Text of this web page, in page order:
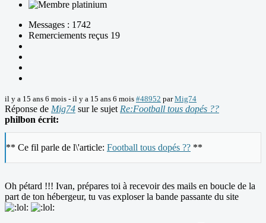
Messages : 1742
Remerciements reçus 19
il y a 15 ans 6 mois - il y a 15 ans 6 mois #48952 parMig74
Réponse de Mig74 sur le sujet Re:Football tous dopés ??
philbon écrit:
** Ce fil parle de l\'article: Football tous dopés ?? **
Oh pétard !!! Ivan, prépares toi à recevoir des mails en boucle de la
part de ton hébergeur, tu vas exploser la bande passante du site